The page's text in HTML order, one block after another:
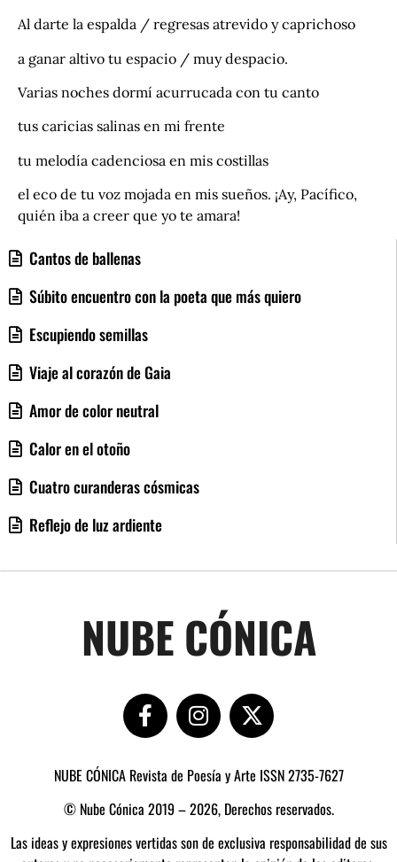
Cantos de ballenas
Súbito encuentro con la poeta que más quiero
Escupiendo semillas
Viaje al corazón de Gaia
Amor de color neutral
Calor en el otoño
Cuatro curanderas cósmicas
Reflejo de luz ardiente
Al darte la espalda / regresas atrevido y caprichoso
a ganar altivo tu espacio / muy despacio.
Varias noches dormí acurrucada con tu canto
tus caricias salinas en mi frente
tu melodía cadenciosa en mis costillas
el eco de tu voz mojada en mis sueños. ¡Ay, Pacífico,
quién iba a creer que yo te amara!
NUBE CÓNICA
NUBE CÓNICA Revista de Poesía y Arte ISSN 2735-7627
© Nube Cónica 2019 – 2026, Derechos reservados.
Las ideas y expresiones vertidas son de exclusiva responsabilidad de sus